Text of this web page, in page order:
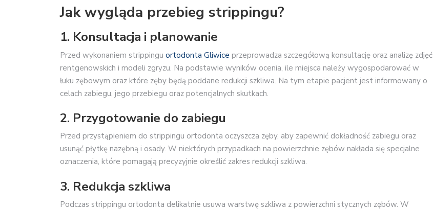
Jak wygląda przebieg strippingu?
1. Konsultacja i planowanie
Przed wykonaniem strippingu ortodonta Gliwice przeprowadza szczegółową konsultację oraz analizę zdjęć
rentgenowskich i modeli zgryzu. Na podstawie wyników ocenia, ile miejsca należy wygospodarować w
łuku zębowym oraz które zęby będą poddane redukcji szkliwa. Na tym etapie pacjent jest informowany o
celach zabiegu, jego przebiegu oraz potencjalnych skutkach.
2. Przygotowanie do zabiegu
Przed przystąpieniem do strippingu ortodonta oczyszcza zęby, aby zapewnić dokładność zabiegu oraz
usunąć płytkę nazębną i osady. W niektórych przypadkach na powierzchnie zębów nakłada się specjalne
oznaczenia, które pomagają precyzyjnie określić zakres redukcji szkliwa.
3. Redukcja szkliwa
Podczas strippingu ortodonta delikatnie usuwa warstwę szkliwa z powierzchni stycznych zębów. W